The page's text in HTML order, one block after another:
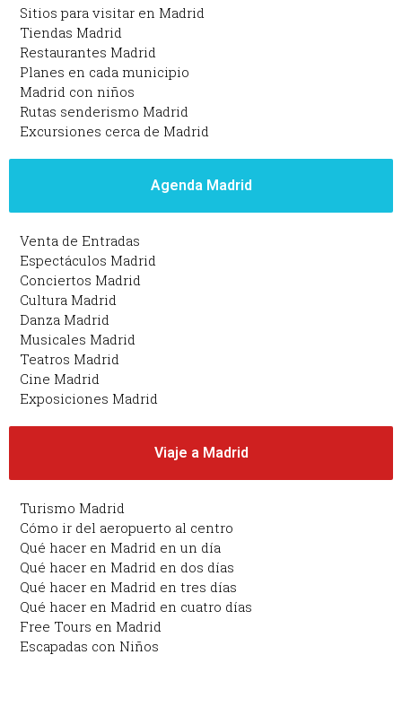
Sitios para visitar en Madrid
Tiendas Madrid
Restaurantes Madrid
Planes en cada municipio
Madrid con niños
Rutas senderismo Madrid
Excursiones cerca de Madrid
Agenda Madrid
Venta de Entradas
Espectáculos Madrid
Conciertos Madrid
Cultura Madrid
Danza Madrid
Musicales Madrid
Teatros Madrid
Cine Madrid
Exposiciones Madrid
Viaje a Madrid
Turismo Madrid
Cómo ir del aeropuerto al centro
Qué hacer en Madrid en un día
Qué hacer en Madrid en dos días
Qué hacer en Madrid en tres días
Qué hacer en Madrid en cuatro días
Free Tours en Madrid
Escapadas con Niños